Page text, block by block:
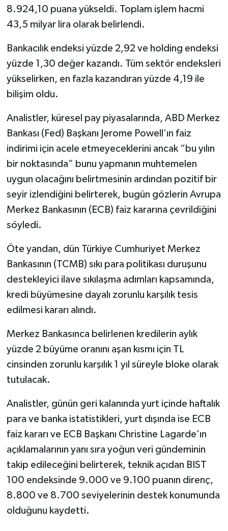
8.924,10 puana yükseldi. Toplam işlem hacmi
43,5 milyar lira olarak belirlendi.
Bankacılık endeksi yüzde 2,92 ve holding endeksi
yüzde 1,30 değer kazandı. Tüm sektör endeksleri
yükselirken, en fazla kazandıran yüzde 4,19 ile
bilişim oldu.
Analistler, küresel pay piyasalarında, ABD Merkez
Bankası (Fed) Başkanı Jerome Powell’ın faiz
indirimi için acele etmeyeceklerini ancak “bu yılın
bir noktasında” bunu yapmanın muhtemelen
uygun olacağını belirtmesinin ardından pozitif bir
seyir izlendiğini belirterek, bugün gözlerin Avrupa
Merkez Bankasının (ECB) faiz kararına çevrildiğini
söyledi.
Öte yandan, dün Türkiye Cumhuriyet Merkez
Bankasının (TCMB) sıkı para politikası duruşunu
destekleyici ilave sıkılaşma adımları kapsamında,
kredi büyümesine dayalı zorunlu karşılık tesis
edilmesi kararı alındı.
Merkez Bankasınca belirlenen kredilerin aylık
yüzde 2 büyüme oranını aşan kısmı için TL
cinsinden zorunlu karşılık 1 yıl süreyle bloke olarak
tutulacak.
Analistler, günün geri kalanında yurt içinde haftalık
para ve banka istatistikleri, yurt dışında ise ECB
faiz kararı ve ECB Başkanı Christine Lagarde’ın
açıklamalarının yanı sıra yoğun veri gündeminin
takip edileceğini belirterek, teknik açıdan BIST
100 endeksinde 9.000 ve 9.100 puanın direnç,
8.800 ve 8.700 seviyelerinin destek konumunda
olduğunu kaydetti.